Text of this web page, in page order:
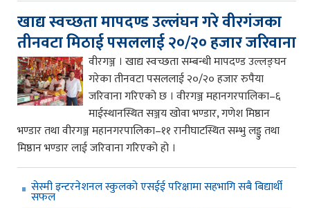
खाद्य स्वच्छता मापदण्ड उल्लंघन गरे वीरगंजका
तीनवटा मिठाई पसललाई २०/२० हजार जरिवाना
वीरगञ्ज । खाद्य स्वच्छता सम्बन्धी मापदण्ड उल्लङ्घन
गरेका तीनवटा पसललाई २०/२० हजार रुपैया
जरिवाना गरिएको छ । वीरगञ्ज महानगरपालिका–६
माईस्थानस्थित सञ्जय खोवा भण्डार, गणेश मिष्ठान
भण्डार तथा वीरगञ्ज महानगरपालिका–११ रानीघाटस्थित सम्भु लड्डु तथा
मिष्ठान भण्डार लाई जरिवाना गरिएको हो ।
सेस्मी इन्टरनेशनल स्कुलको एसईई परिक्षामा सहभागि सबै बिद्यार्थी
सफल